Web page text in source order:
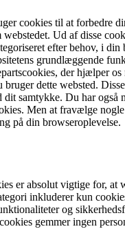
cookies til at forbedre
webstedet. Ud af disse
efter behov, i din
grundlæggende
der hjælper os
bruger dette websted.
dit samtykke. Du har også
Men at fravælge
på din browseroplevelse.
er absolut vigtige for, at
inkluderer kun
og
gemmer ingen